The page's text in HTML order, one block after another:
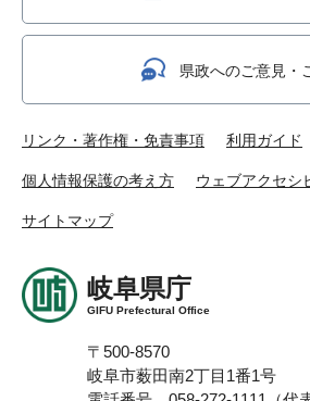
県政へのご意見・
リンク・著作権・免責事項 利用ガイド
個人情報保護の考え方 ウェブアクセシ
サイトマップ
岐阜県庁
GIFU Prefectural Office
〒500-8570
岐阜市薮田南2丁目1番1号